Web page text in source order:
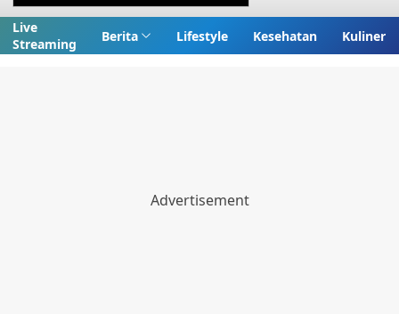
Live
Streaming
Berita Lifestyle Kesehatan Kuliner